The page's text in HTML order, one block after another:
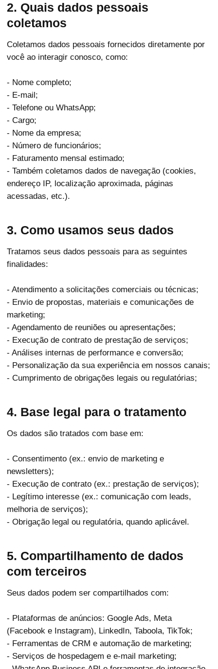
2. Quais dados pessoais
coletamos
Coletamos dados pessoais fornecidos diretamente por
você ao interagir conosco, como:
- Nome completo;
- E-mail;
- Telefone ou WhatsApp;
- Cargo;
- Nome da empresa;
- Número de funcionários;
- Faturamento mensal estimado;
- Também coletamos dados de navegação (cookies,
endereço IP, localização aproximada, páginas
acessadas, etc.).
3. Como usamos seus dados
Tratamos seus dados pessoais para as seguintes
finalidades:
- Atendimento a solicitações comerciais ou técnicas;
- Envio de propostas, materiais e comunicações de
marketing;
- Agendamento de reuniões ou apresentações;
- Execução de contrato de prestação de serviços;
- Análises internas de performance e conversão;
- Personalização da sua experiência em nossos canais;
- Cumprimento de obrigações legais ou regulatórias;
4. Base legal para o tratamento
Os dados são tratados com base em:
- Consentimento (ex.: envio de marketing e
newsletters);
- Execução de contrato (ex.: prestação de serviços);
- Legítimo interesse (ex.: comunicação com leads,
melhoria de serviços);
- Obrigação legal ou regulatória, quando aplicável.
5. Compartilhamento de dados
com terceiros
Seus dados podem ser compartilhados com:
- Plataformas de anúncios: Google Ads, Meta
(Facebook e Instagram), LinkedIn, Taboola, TikTok;
- Ferramentas de CRM e automação de marketing;
- Serviços de hospedagem e e-mail marketing;